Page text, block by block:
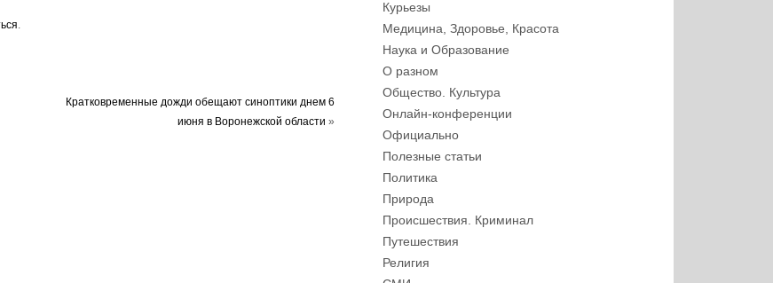
Кратковременные дожди обещают синоптики днем 6
июня в Воронежской области »
Курьезы
Медицина, Здоровье, Красота
Наука и Образование
О разном
Общество. Культура
Онлайн-конференции
Официально
Полезные статьи
Политика
Природа
Происшествия. Криминал
Путешествия
Религия